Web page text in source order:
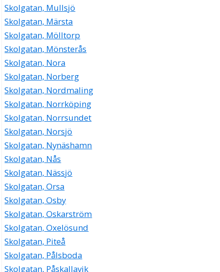
Skolgatan, Mullsjö
Skolgatan, Märsta
Skolgatan, Mölltorp
Skolgatan, Mönsterås
Skolgatan, Nora
Skolgatan, Norberg
Skolgatan, Nordmaling
Skolgatan, Norrköping
Skolgatan, Norrsundet
Skolgatan, Norsjö
Skolgatan, Nynäshamn
Skolgatan, Nås
Skolgatan, Nässjö
Skolgatan, Orsa
Skolgatan, Osby
Skolgatan, Oskarström
Skolgatan, Oxelösund
Skolgatan, Piteå
Skolgatan, Pålsboda
Skolgatan, Påskallavik